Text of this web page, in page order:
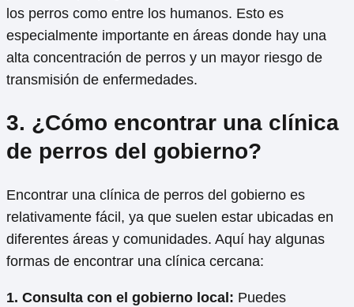
los perros como entre los humanos. Esto es
especialmente importante en áreas donde hay una
alta concentración de perros y un mayor riesgo de
transmisión de enfermedades.
3. ¿Cómo encontrar una clínica
de perros del gobierno?
Encontrar una clínica de perros del gobierno es
relativamente fácil, ya que suelen estar ubicadas en
diferentes áreas y comunidades. Aquí hay algunas
formas de encontrar una clínica cercana:
1. Consulta con el gobierno local: Puedes